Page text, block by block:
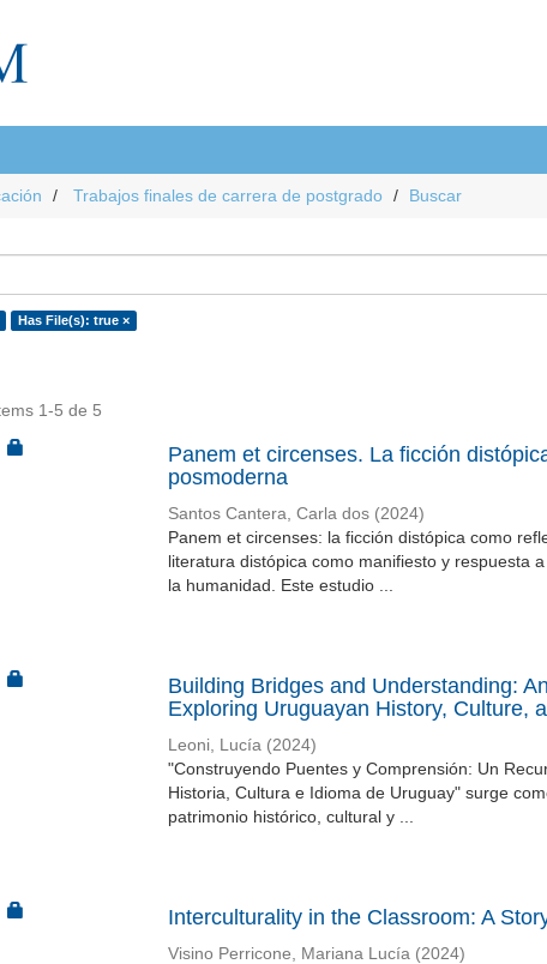
Trabajos finales de carrera de postgrado Buscar
Has File(s): true ×
1-5 de 5
Panem et circenses. La ficción
posmoderna
Santos Cantera, Carla dos (2024)
Panem et circenses: la ficción distópica como
literatura distópica como manifiesto y respuesta
la humanidad. Este estudio ...
Building Bridges and Understanding:
Exploring Uruguayan History, Culture,
Leoni, Lucía (2024)
"Construyendo Puentes y Comprensión: Un
Historia, Cultura e Idioma de Uruguay" surge
patrimonio histórico, cultural y ...
Interculturality in the Classroom: A
Visino Perricone, Mariana Lucía (2024)